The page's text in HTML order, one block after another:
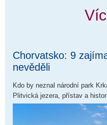
Chorvatsko: 9
nevěděli
Kdo by neznal národní park
Plitvická jezera, přístav a
pro vás navíc připravili fakta,
neslyšeli. A našli jsme jich